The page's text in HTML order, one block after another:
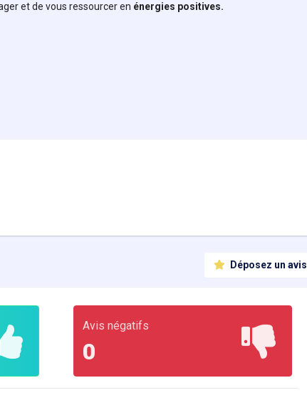
et de vous ressourcer en énergies positives.
Déposez un avis
Avis négatifs
0